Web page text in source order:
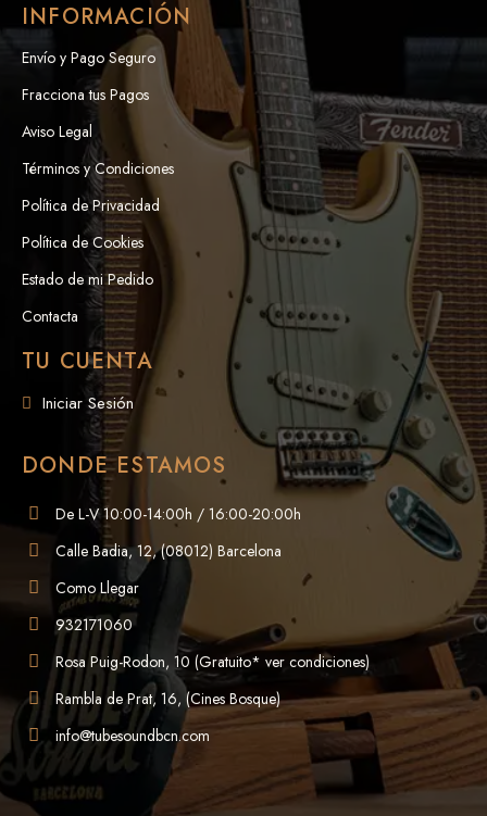
INFORMACIÓN
Envío y Pago Seguro
Fracciona tus Pagos
Aviso Legal
Términos y Condiciones
Política de Privacidad
Política de Cookies
Estado de mi Pedido
Contacta
TU CUENTA
Iniciar Sesión
DONDE ESTAMOS
De L-V 10:00-14:00h / 16:00-20:00h
Calle Badia, 12, (08012) Barcelona
Como Llegar
932171060
Rosa Puig-Rodon, 10 (Gratuito* ver condiciones)
Rambla de Prat, 16, (Cines Bosque)
info@tubesoundbcn.com